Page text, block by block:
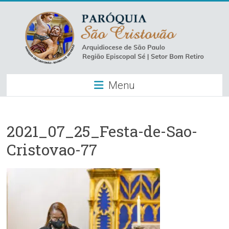
content
Paróquia
São
–
Luz
Arquidiocese
de
Menu
2021_07_25_Festa-de-Sao-
Cristovao-77